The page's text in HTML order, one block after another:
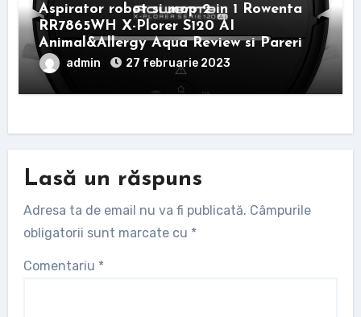
Aspirator robot si mop 2 in 1 Rowenta
RR7865WH X-Plorer S120 AI
Animal&Allergy Aqua Review si Pareri
admin 27 februarie 2023
Lasă un răspuns
Adresa ta de email nu va fi publicată. Câmpurile
obligatorii sunt marcate cu *
Comentariu *